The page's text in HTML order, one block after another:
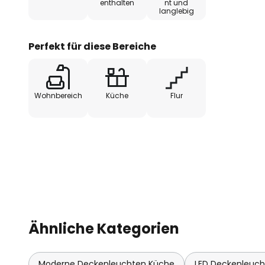
enthalten
nt und
langlebig
Perfekt für diese Bereiche
Wohnbereich Küche Flur
Ähnliche Kategorien